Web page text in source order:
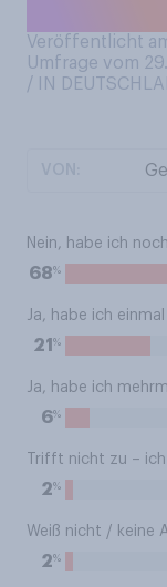
Veröffentlicht
Umfrage vom
/ IN
Nein, habe ich
68%
Ja, habe ich einmal
21 %
Ja, habe ich
6%
Trifft nicht zu –
2%
Weiß nicht / keine
2%